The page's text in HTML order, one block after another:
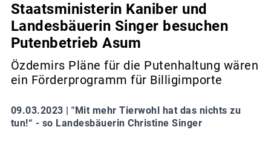
Staatsministerin Kaniber und
Landesbäuerin Singer besuchen
Putenbetrieb Asum
Özdemirs Pläne für die Putenhaltung wären
ein Förderprogramm für Billigimporte
09.03.2023 | "Mit mehr Tierwohl hat das nichts zu
tun!“ - so Landesbäuerin Christine Singer